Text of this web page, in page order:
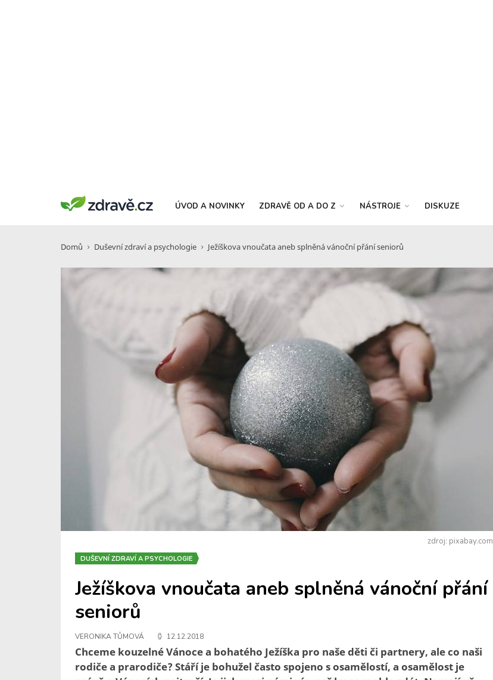
ÚVOD A NOVINKY ZDRAVĚ OD A DO Z NÁSTROJE DISKUZE
Domů Duševní zdraví a psychologie Ježíškova vnoučata aneb splněná vánoční přání seniorů
zdroj: pixabay.com
DUŠEVNÍ ZDRAVÍ A PSYCHOLOGIE
Ježíškova vnoučata aneb splněná vánoční přání
seniorů
VERONIKA TŮMOVÁ 12.12.2018
Chceme kouzelné Vánoce a bohatého Ježíška pro naše děti či partnery, ale co naši
rodiče a prarodiče? Stáří je bohužel často spojeno s osamělostí, a osamělost je